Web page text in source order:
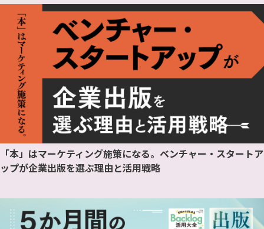
「本」はマーケティング施策になる。ベンチャー・スタートア
ップが企業出版を選ぶ理由と活用戦略